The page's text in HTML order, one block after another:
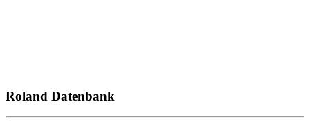
Roland Datenbank